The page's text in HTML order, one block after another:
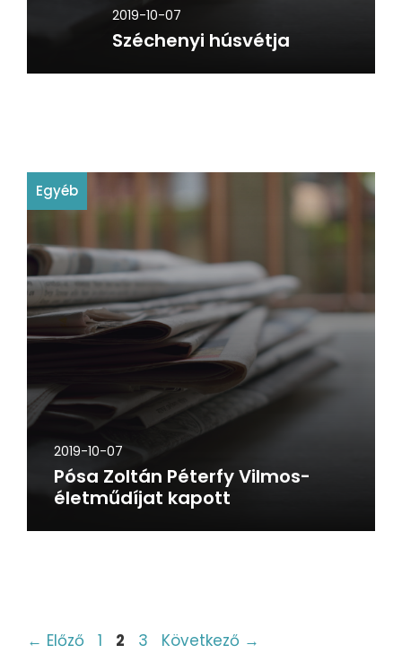
2019-10-07
Széchenyi húsvétja
Egyéb
2019-10-07
Pósa Zoltán Péterfy Vilmos-
életműdíjat kapott
← Előző 1 2 3 Következő →